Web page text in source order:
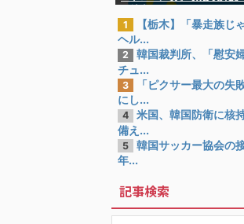
1
【栃木】「暴走族じ
ヘル...
2
韓国裁判所、「慰安
チュ...
3
「ピクサー最大の失
にし...
4
米国、韓国防衛に核
備え...
5
韓国サッカー協会の
年...
記事検索